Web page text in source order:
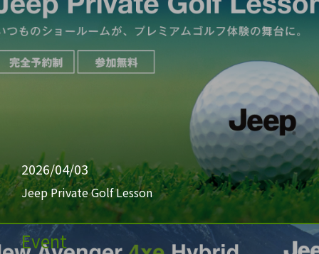
2026/04/03
Jeep Private Golf Lesson
Event